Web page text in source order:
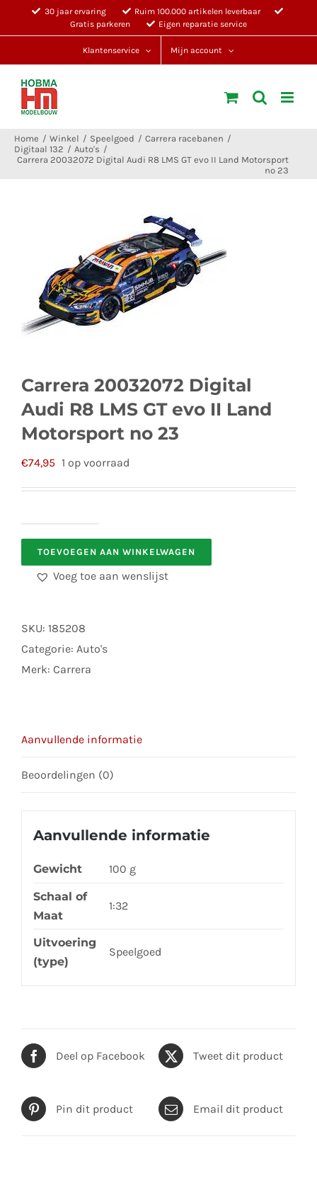
30 jaar ervaring
Ruim 100.000 artikelen leverbaar
Gratis parkeren
Eigen reparatie service
Klantenservice Mijn account
Home Winkel Speelgoed
Carrera racebanen
Digitaal 132
Auto's
Carrera 20032072 Digital Audi R8 LMS GT evo II Land Motorsport
no 23
Carrera 20032072 Digital
Audi R8 LMS GT evo II Land
Motorsport no 23
€74,95 1 op voorraad
20032072
Digital
LMS
GT
evo
Motorsport
23
TOEVOEGEN AAN WINKELWAGEN
Voeg toe aan wenslijst
SKU: 185208
Categorie: Auto's
Merk: Carrera
Aanvullende informatie
Beoordelingen (0)
Aanvullende informatie
Gewicht 100 g
Schaal of
Maat
1:32
Uitvoering
(type)
Speelgoed
Deel op Facebook Tweet dit product
Pin dit product Email dit product